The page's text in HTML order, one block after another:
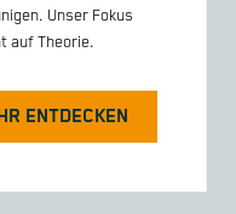
Unser Fokus
auf Theorie.
ENTDECKEN